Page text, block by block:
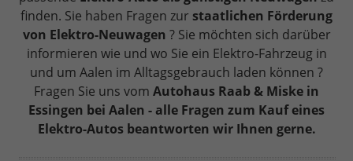
finden. Sie haben Fragen zur staatlichen Förderung
von Elektro-Neuwagen ? Sie möchten sich darüber
informieren wie und wo Sie ein Elektro-Fahrzeug in
und um Aalen im Alltagsgebrauch laden können ?
Fragen Sie uns vom Autohaus Raab & Miske in
Essingen bei Aalen - alle Fragen zum Kauf eines
Elektro-Autos beantworten wir Ihnen gerne.